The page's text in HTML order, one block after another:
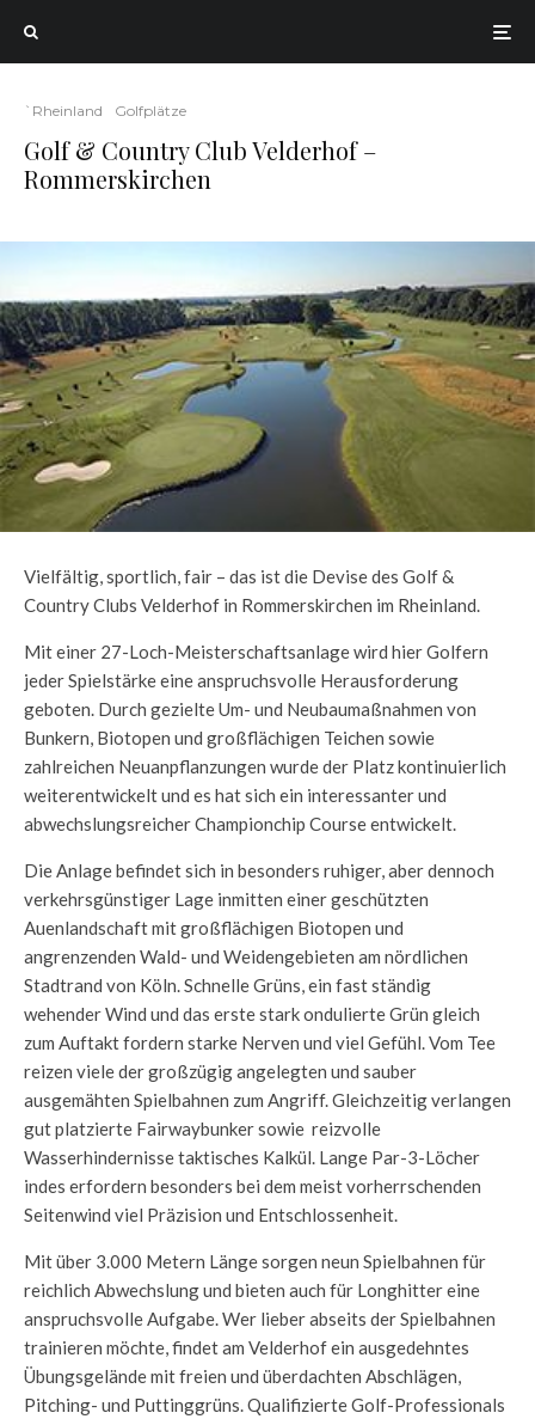
`Rheinland Golfplätze
Golf & Country Club Velderhof –
Rommerskirchen
Vielfältig, sportlich, fair – das ist die Devise des Golf &
Country Clubs Velderhof in Rommerskirchen im Rheinland.
Mit einer 27-Loch-Meisterschaftsanlage wird hier Golfern
jeder Spielstärke eine anspruchsvolle Herausforderung
geboten. Durch gezielte Um- und Neubaumaßnahmen von
Bunkern, Biotopen und großflächigen Teichen sowie
zahlreichen Neuanpflanzungen wurde der Platz kontinuierlich
weiterentwickelt und es hat sich ein interessanter und
abwechslungsreicher Championchip Course entwickelt.
Die Anlage befindet sich in besonders ruhiger, aber dennoch
verkehrsgünstiger Lage inmitten einer geschützten
Auenlandschaft mit großflächigen Biotopen und
angrenzenden Wald- und Weidengebieten am nördlichen
Stadtrand von Köln. Schnelle Grüns, ein fast ständig
wehender Wind und das erste stark ondulierte Grün gleich
zum Auftakt fordern starke Nerven und viel Gefühl. Vom Tee
reizen viele der großzügig angelegten und sauber
ausgemähten Spielbahnen zum Angriff. Gleichzeitig verlangen
gut platzierte Fairwaybunker sowie reizvolle
Wasserhindernisse taktisches Kalkül. Lange Par-3-Löcher
indes erfordern besonders bei dem meist vorherrschenden
Seitenwind viel Präzision und Entschlossenheit.
Mit über 3.000 Metern Länge sorgen neun Spielbahnen für
reichlich Abwechslung und bieten auch für Longhitter eine
anspruchsvolle Aufgabe. Wer lieber abseits der Spielbahnen
trainieren möchte, findet am Velderhof ein ausgedehntes
Übungsgelände mit freien und überdachten Abschlägen,
Pitching- und Puttinggrüns. Qualifizierte Golf-Professionals